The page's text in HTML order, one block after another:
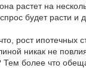
растет на
будет расти и
рост ипотечных
никак не
Тем более что